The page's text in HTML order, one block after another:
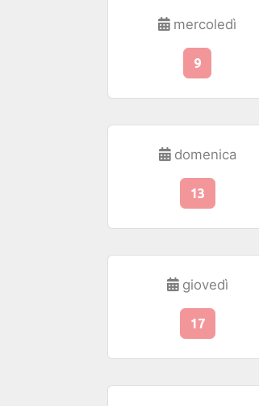
mercoledì
9
domenica
13
giovedì
17